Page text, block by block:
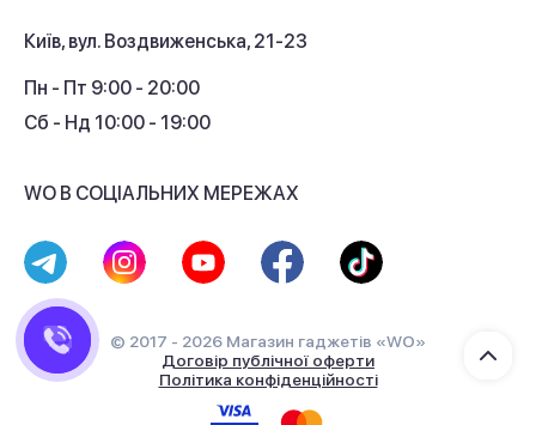
Кешбек
Київ, вул. Воздвиженська, 21-23
Пн - Пт 9:00 - 20:00
Сб - Нд 10:00 - 19:00
WO В СОЦІАЛЬНИХ МЕРЕЖАХ
© 2017 - 2026 Магазин гаджетів «WO»
Договір публічної оферти
Політика конфіденційності